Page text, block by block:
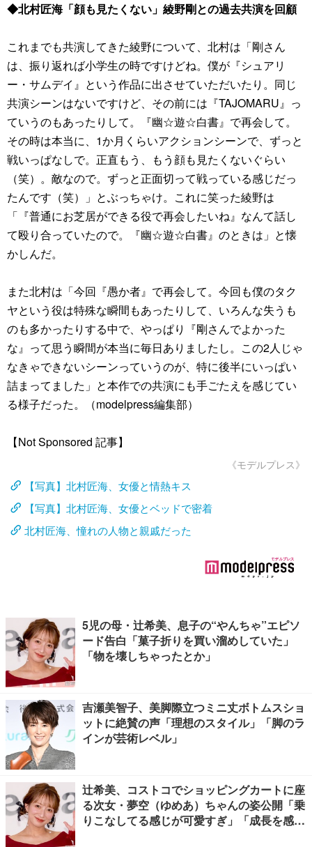
◆北村匠海「顔も見たくない」綾野剛との過去共演を回顧
これまでも共演してきた綾野について、北村は「剛さん
は、振り返れば小学生の時ですけどね。僕が『シュアリ
ー・サムデイ』という作品に出させていただいたり。同じ
共演シーンはないですけど、その前には『TAJOMARU』っ
ていうのもあったりして。『幽☆遊☆白書』で再会して。
その時は本当に、1か月くらいアクションシーンで、ずっと
戦いっぱなしで。正直もう、もう顔も見たくないぐらい
（笑）。敵なので。ずっと正面切って戦っている感じだっ
たんです（笑）」とぶっちゃけ。これに笑った綾野は
「『普通にお芝居ができる役で再会したいね』なんて話し
て殴り合っていたので。『幽☆遊☆白書』のときは」と懐
かしんだ。
また北村は「今回『愚か者』で再会して。今回も僕のタク
ヤという役は特殊な瞬間もあったりして、いろんな失うも
のも多かったりする中で、やっぱり『剛さんでよかった
な』って思う瞬間が本当に毎日ありましたし。この2人じゃ
なきゃできないシーンっていうのが、特に後半にいっぱい
詰まってました」と本作での共演にも手ごたえを感じてい
る様子だった。（modelpress編集部）
【Not Sponsored 記事】
《モデルプレス》
【写真】北村匠海、女優と情熱キス
【写真】北村匠海、女優とベッドで密着
北村匠海、憧れの人物と親戚だった
5児の母・辻希美、息子の“やんちゃ”エピソ
ード告白「菓子折りを買い溜めしていた」
「物を壊しちゃったとか」
吉瀬美智子、美脚際立つミニ丈ボトムスショ
ットに絶賛の声「理想のスタイル」「脚のラ
インが芸術レベル」
辻希美、コストコでショッピングカートに座
る次女・夢空（ゆめあ）ちゃんの姿公開「乗
りこなしてる感じが可愛すぎ」「成長を感じ